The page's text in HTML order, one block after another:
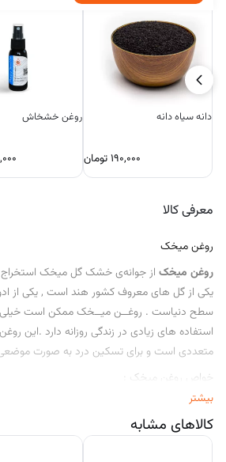
دانه سیاه دانه
۱۹۰,۰۰۰ تومان
روغن خشخاش
معرفی کالا
روغن میخک
روغن میخک از جوانه‌ی خشک گل میخک
یکی از گل های معروف کشور هند است , یکی از
سطح دنیاست . روغــن میــخک ممکن است خیلی
استفاده های زیادی در زندگی روزانه دارد .این
متعددی است و برای تسکین درد به صورت
خواص روغن میخک :
افزایش گردش خون:
بیشتر
کالاهای مشابه